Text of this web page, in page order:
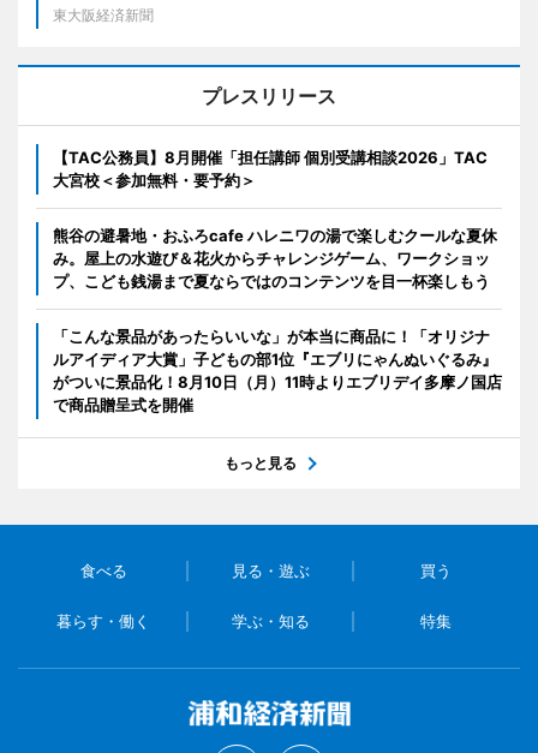
東大阪経済新聞
プレスリリース
【TAC公務員】8月開催「担任講師 個別受講相談2026」TAC
大宮校＜参加無料・要予約＞
熊谷の避暑地・おふろcafe ハレニワの湯で楽しむクールな夏休
み。屋上の水遊び＆花火からチャレンジゲーム、ワークショッ
プ、こども銭湯まで夏ならではのコンテンツを目一杯楽しもう
「こんな景品があったらいいな」が本当に商品に！「オリジナ
ルアイディア大賞」子どもの部1位『エブリにゃんぬいぐるみ』
がついに景品化！8月10日（月）11時よりエブリデイ多摩ノ国店
で商品贈呈式を開催
もっと見る
食べる 見る・遊ぶ 買う
暮らす・働く 学ぶ・知る 特集